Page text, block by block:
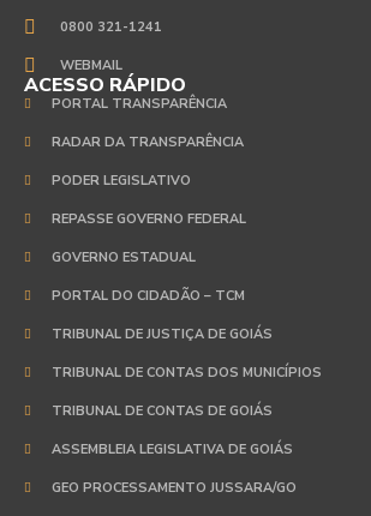
0800 321-1241
WEBMAIL
ACESSO RÁPIDO
PORTAL TRANSPARÊNCIA
RADAR DA TRANSPARÊNCIA
PODER LEGISLATIVO
REPASSE GOVERNO FEDERAL
GOVERNO ESTADUAL
PORTAL DO CIDADÃO – TCM
TRIBUNAL DE JUSTIÇA DE GOIÁS
TRIBUNAL DE CONTAS DOS MUNICÍPIOS
TRIBUNAL DE CONTAS DE GOIÁS
ASSEMBLEIA LEGISLATIVA DE GOIÁS
GEO PROCESSAMENTO JUSSARA/GO